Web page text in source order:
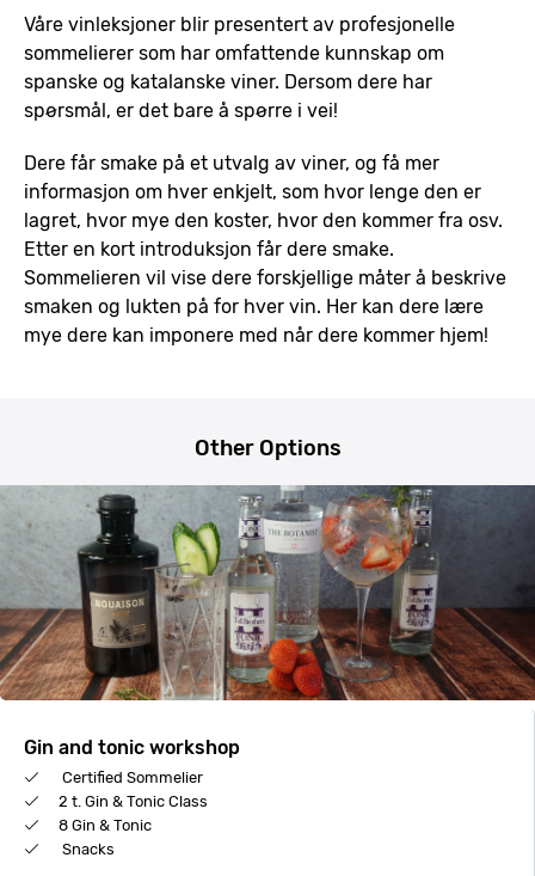
Våre vinleksjoner blir presentert av profesjonelle
sommelierer som har omfattende kunnskap om
spanske og katalanske viner. Dersom dere har
spørsmål, er det bare å spørre i vei!
Dere får smake på et utvalg av viner, og få mer
informasjon om hver enkjelt, som hvor lenge den er
lagret, hvor mye den koster, hvor den kommer fra osv.
Etter en kort introduksjon får dere smake.
Sommelieren vil vise dere forskjellige måter å beskrive
smaken og lukten på for hver vin. Her kan dere lære
mye dere kan imponere med når dere kommer hjem!
Other Options
Gin and tonic workshop
Certified Sommelier
2 t. Gin & Tonic Class
8 Gin & Tonic
Snacks